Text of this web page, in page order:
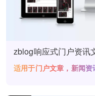
zblog响应式门户资讯
适用于门户文章，新闻